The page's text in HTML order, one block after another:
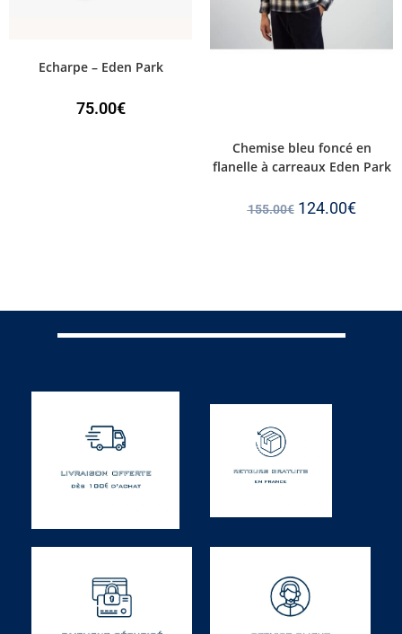
Echarpe – Eden Park
75.00€
Chemise bleu foncé en
flanelle à carreaux Eden Park
155.00€ 124.00€